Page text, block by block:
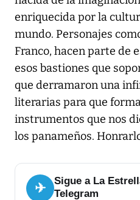
enriquecida por la
mundo. Personajes
Franco, hacen parte de
esos bastiones que
que derramaron una
literarias para que
instrumentos que nos
los panameños.
✈
Sigue a La
Telegram